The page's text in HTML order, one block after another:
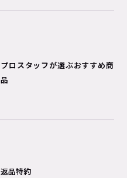
プロスタッフが選ぶおすすめ商
品
返品特約